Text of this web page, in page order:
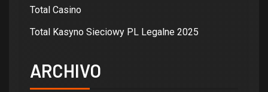
Total Casino
Total Kasyno Sieciowy PL Legalne 2025
ARCHIVO